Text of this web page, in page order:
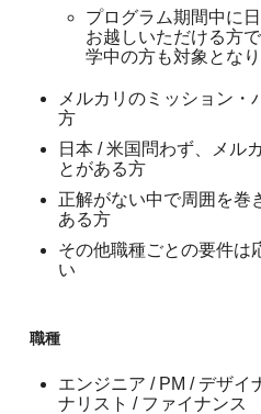
プログラム期間中に
お越しいただける方
学中の方も対象とな
メルカリのミッション・
方
日本 / 米国問わず、メル
とがある方
正解がない中で周囲を巻
ある方
その他職種ごとの要件は
い
職種
エンジニア / PM / デザイ
ナリスト / ファイナンス